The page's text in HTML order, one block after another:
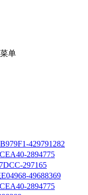
单
429791282
2894775
297165
49688369
2894775